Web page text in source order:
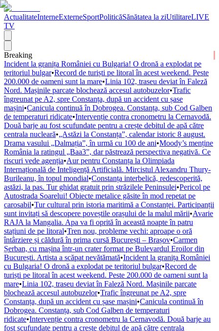
ActualitateInterneExterneSportPoliticăSănătatea la ziUtilitareLIVE
TV
Breaking
Incident la granița României cu Bulgaria! O dronă a explodat pe
teritoriul bulgar•Record de turiști pe litoral în acest weekend. Peste
200.000 de oameni sunt la mare•Linia 102, traseu deviat în Faleză
Nord. Mașinile parcate blochează accesul autobuzelor•Trafic
îngreunat pe A2, spre Constanța, după un accident cu șase
mașini•Canicula continuă în Dobrogea. Constanța, sub Cod Galben
de temperaturi ridicate•Intervenție contra cronometru la Cernavodă.
Două barje au fost scufundate pentru a crește debitul de apă către
centrala nucleară•„Astăzi la Constanța”, calendar istoric 8 august.
Drama vasului „Dalmația”, în urmă cu 100 de ani•Moody’s menține
România la ratingul „Baa3”, dar păstrează perspectiva negativă. Ce
riscuri vede agenția•Aur pentru Constanța la Olimpiada
Internațională de Inteligență Artificială. Mircistul Alexandru Thury-
Burileanu, în topul mondial•Constanța interbelică, redescoperită,
astăzi, la pas. Tur ghidat gratuit prin străzilele Peninsulei•Pericol pe
Autostrada Soarelui! Obiecte metalice găsite în mod repetat pe
carosabil•Tur cultural prin istoria maritimă a Constanței. Participanții
sunt invitați să descopere poveștile orașului de la malul mării•Avarie
RAJA la Mangalia. Apa va fi oprită în această noapte în patru
stațiuni de pe litoral•Tren nou, probleme vechi: aproape o oră
întârziere și căldură în prima cursă București – Brașov•Carmen
Șerban, cu mașina într-un crater format pe Bulevardul Eroilor din
București. Artista a scăpat nevătămată•Incident la granița României
cu Bulgaria! O dronă a explodat pe teritoriul bulgar•Record de
turiști pe litoral în acest weekend. Peste 200.000 de oameni sunt la
mare•Linia 102, traseu deviat în Faleză Nord. Mașinile parcate
blochează accesul autobuzelor•Trafic îngreunat pe A2, spre
Constanța, după un accident cu șase mașini•Canicula continuă în
Dobrogea. Constanța, sub Cod Galben de temperaturi
ridicate•Intervenție contra cronometru la Cernavodă. Două barje au
fost scufundate pentru a crește debitul de apă către centrala